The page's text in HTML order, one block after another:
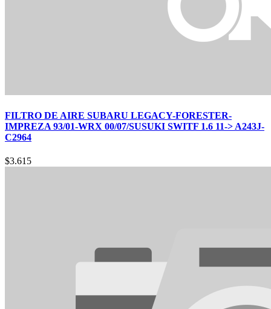
FILTRO DE AIRE SUBARU LEGACY-FORESTER-
IMPREZA 93/01-WRX 00/07/SUSUKI SWITF 1.6 11-> A243J-
C2964
$3.615